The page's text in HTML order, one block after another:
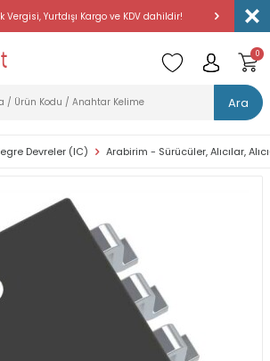
Yurtdışı Kargo ve KDV dahildir!
Ara
0
Devreler (IC) Arabirim - Sürücüler, Alıcılar,